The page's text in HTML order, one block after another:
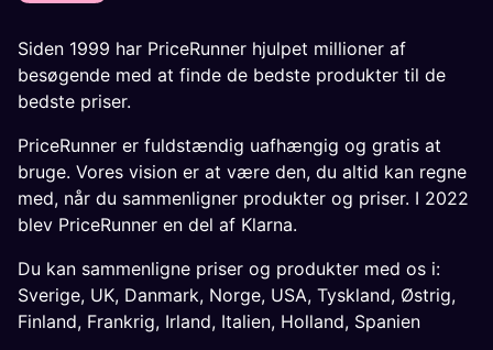
Siden 1999 har PriceRunner hjulpet millioner af
besøgende med at finde de bedste produkter til de
bedste priser.
PriceRunner er fuldstændig uafhængig og gratis at
bruge. Vores vision er at være den, du altid kan regne
med, når du sammenligner produkter og priser. I 2022
blev PriceRunner en del af Klarna.
Du kan sammenligne priser og produkter med os i:
Sverige, UK, Danmark, Norge, USA, Tyskland, Østrig,
Finland, Frankrig, Irland, Italien, Holland, Spanien